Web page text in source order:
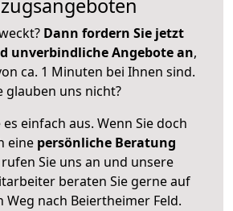
Dann fordern Sie jetzt
unverbindliche Angebote an,
ca. 1 Minuten bei Ihnen sind.
glauben uns nicht?
einfach aus. Wenn Sie doch
eine persönliche Beratung
Sie uns an und unsere
beraten Sie gerne auf
Weg nach Beiertheimer Feld.